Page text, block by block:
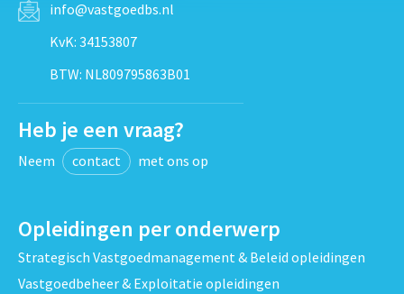
info@vastgoedbs.nl
KvK: 34153807
BTW: NL809795863B01
Heb je een vraag?
Neem contact met ons op
Opleidingen per onderwerp
Strategisch Vastgoedmanagement & Beleid opleidingen
Vastgoedbeheer & Exploitatie opleidingen